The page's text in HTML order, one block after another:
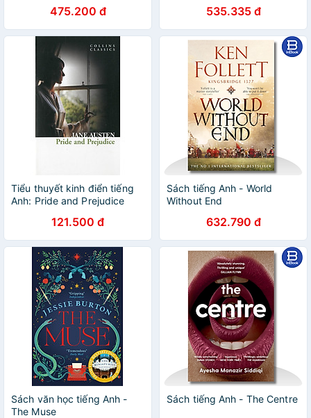
475.200 đ 535.335 đ
Tiểu thuyết kinh điển tiếng
Anh: Pride and Prejudice
121.500 đ
Sách tiếng Anh - World
Without End
632.790 đ
Sách văn học tiếng Anh -
The Muse
Sách tiếng Anh - The Centre